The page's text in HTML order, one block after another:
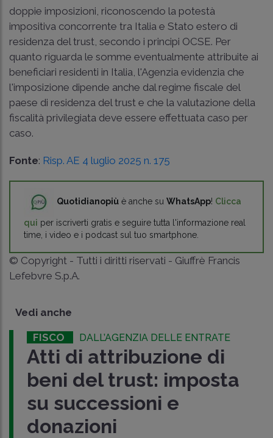
doppie imposizioni, riconoscendo la potestà
impositiva concorrente tra Italia e Stato estero di
residenza del trust, secondo i principi OCSE. Per
quanto riguarda le somme eventualmente attribuite ai
beneficiari residenti in Italia, l'Agenzia evidenzia che
l'imposizione dipende anche dal regime fiscale del
paese di residenza del trust e che la valutazione della
fiscalità privilegiata deve essere effettuata caso per
caso.
Fonte: Risp. AE 4 luglio 2025 n. 175
Quotidianopiù è anche su WhatsApp! Clicca
qui per iscriverti gratis e seguire tutta l'informazione real
time, i video e i podcast sul tuo smartphone.
© Copyright - Tutti i diritti riservati - Giuffrè Francis
Lefebvre S.p.A.
Vedi anche
FISCO DALL’AGENZIA DELLE ENTRATE
Atti di attribuzione di
beni del trust: imposta
su successioni e
donazioni